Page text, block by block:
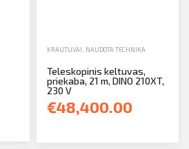
KRAUTUVAI NAUDOTA TECHNIKA
Teleskopinis keltuvas,
priekaba, 21 m, DINO 210XT,
230 V
€48,400.00